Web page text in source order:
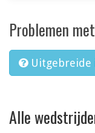
Problemen
Uitgebreide
Alle